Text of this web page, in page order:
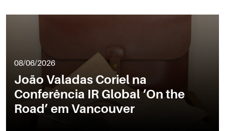
08/06/2026
João Valadas Coriel na
Conferência IR Global ‘On the
Road’ em Vancouver